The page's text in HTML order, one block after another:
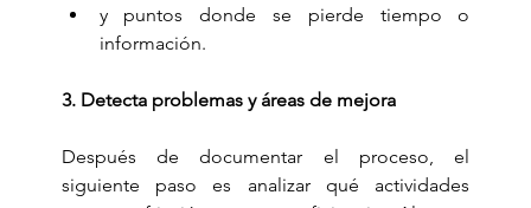
y puntos donde se pierde tiempo o
información.
3. Detecta problemas y áreas de mejora
Después de documentar el proceso, el
siguiente paso es analizar qué actividades